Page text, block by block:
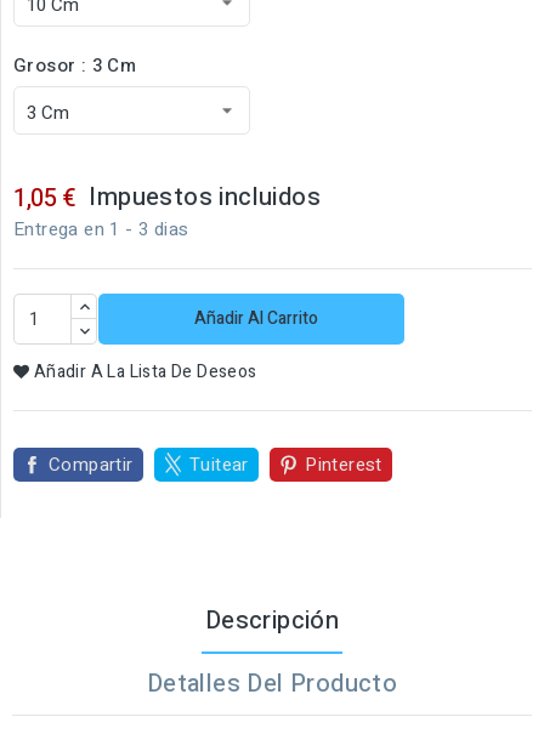
Grosor : 3 Cm
1,05 € Impuestos incluidos
Entrega en 1 - 3 dias
Añadir Al Carrito
Añadir A La Lista De Deseos
Compartir Tuitear Pinterest
Descripción
Detalles Del Producto